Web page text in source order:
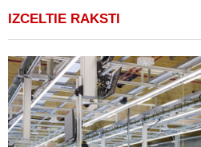
IZCELTIE RAKSTI